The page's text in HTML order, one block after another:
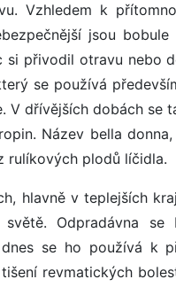
Vzhledem k
jsou
přivodil otravu nebo
se používá
V dřívějších dobách se
Název bella
rulíkových plodů líčidla.
hlavně v teplejších
Odpradávna se
se ho používá k
revmatických